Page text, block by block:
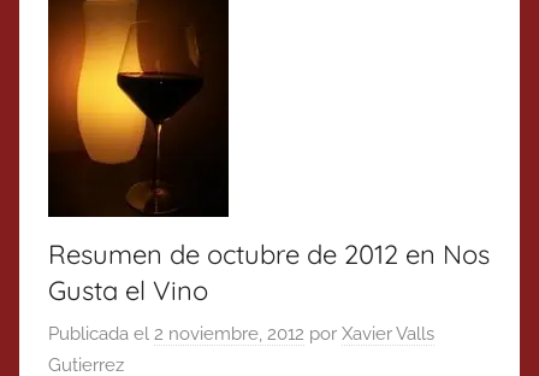
Resumen de octubre de 2012 en Nos
Gusta el Vino
Publicada el 2 noviembre, 2012 por Xavier Valls
Gutierrez